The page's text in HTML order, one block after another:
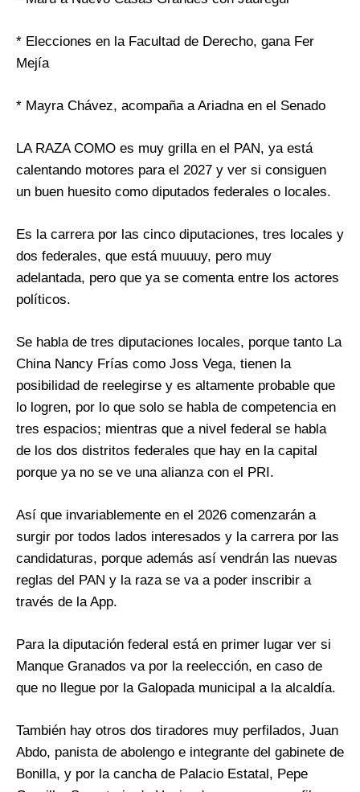
* Elecciones en la Facultad de Derecho, gana Fer
Mejía
* Mayra Chávez, acompaña a Ariadna en el Senado
LA RAZA COMO es muy grilla en el PAN, ya está
calentando motores para el 2027 y ver si consiguen
un buen huesito como diputados federales o locales.
Es la carrera por las cinco diputaciones, tres locales y
dos federales, que está muuuuy, pero muy
adelantada, pero que ya se comenta entre los actores
políticos.
Se habla de tres diputaciones locales, porque tanto La
China Nancy Frías como Joss Vega, tienen la
posibilidad de reelegirse y es altamente probable que
lo logren, por lo que solo se habla de competencia en
tres espacios; mientras que a nivel federal se habla
de los dos distritos federales que hay en la capital
porque ya no se ve una alianza con el PRI.
Así que invariablemente en el 2026 comenzarán a
surgir por todos lados interesados y la carrera por las
candidaturas, porque además así vendrán las nuevas
reglas del PAN y la raza se va a poder inscribir a
través de la App.
Para la diputación federal está en primer lugar ver si
Manque Granados va por la reelección, en caso de
que no llegue por la Galopada municipal a la alcaldía.
También hay otros dos tiradores muy perfilados, Juan
Abdo, panista de abolengo e integrante del gabinete de
Bonilla, y por la cancha de Palacio Estatal, Pepe